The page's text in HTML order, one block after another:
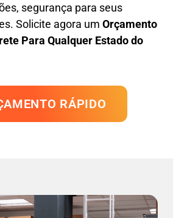
segurança para seus
Solicite agora um Orçamento
Para Qualquer Estado do
RÁPIDO